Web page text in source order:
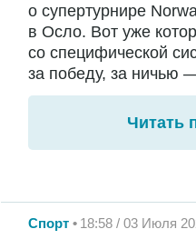
о супертурнире
в Осло. Вот уже
со специфической
за победу, за ничью
Читать
Спорт 18:58 / 03 Июля